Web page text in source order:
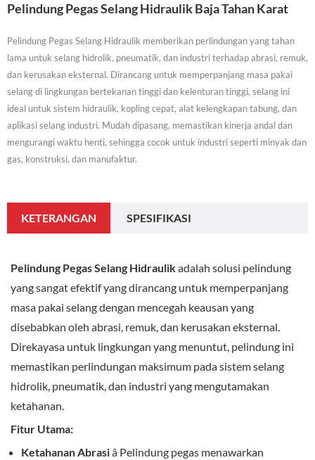
Pelindung Pegas Selang Hidraulik Baja Tahan Karat
Pelindung Pegas Selang Hidraulik memberikan perlindungan yang tahan
lama untuk selang hidrolik, pneumatik, dan industri terhadap abrasi, remuk,
dan kerusakan eksternal. Dirancang untuk memperpanjang masa pakai
selang di lingkungan bertekanan tinggi dan kelenturan tinggi, selang ini
ideal untuk sistem hidraulik, kopling cepat, alat kelengkapan tabung, dan
aplikasi selang industri. Mudah dipasang, memastikan kinerja andal dan
mengurangi waktu henti, sehingga cocok untuk industri seperti minyak dan
gas, konstruksi, dan manufaktur.
KETERANGAN SPESIFIKASI
Pelindung Pegas Selang Hidraulikadalah solusi pelindung
yang sangat efektif yang dirancang untuk memperpanjang
masa pakai selang dengan mencegah keausan yang
disebabkan oleh abrasi, remuk, dan kerusakan eksternal.
Direkayasa untuk lingkungan yang menuntut, pelindung ini
memastikan perlindungan maksimum pada sistem selang
hidrolik, pneumatik, dan industri yang mengutamakan
ketahanan.
Fitur Utama:
Ketahanan Abrasiâ Pelindung pegas menawarkan